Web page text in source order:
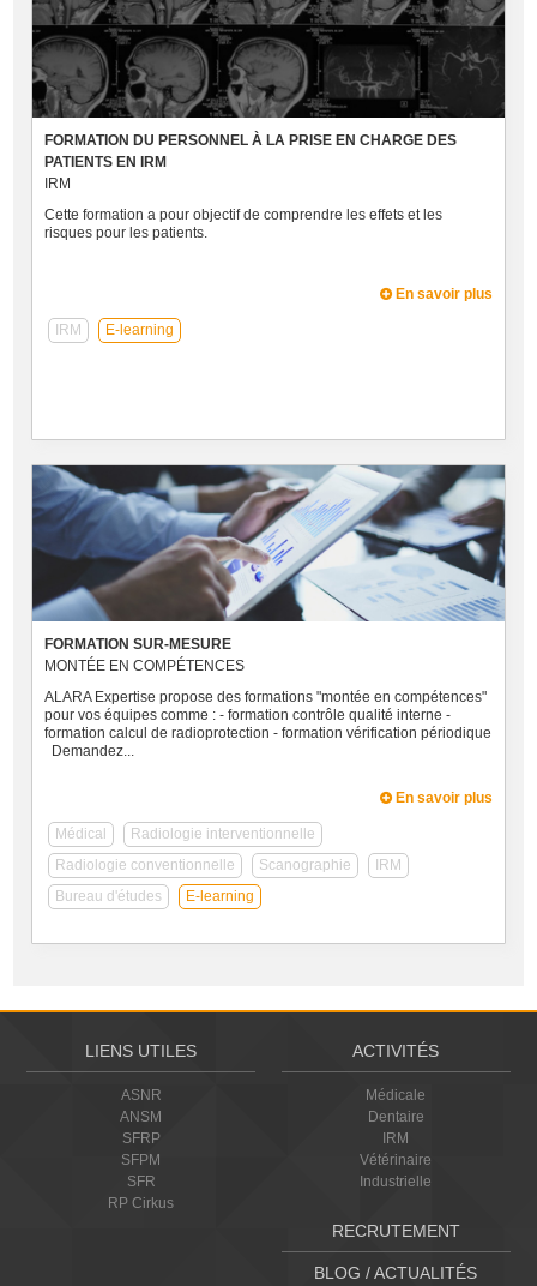
FORMATION DU PERSONNEL À LA PRISE EN CHARGE DES
PATIENTS EN IRM
IRM
Cette formation a pour objectif de comprendre les effets et les
risques pour les patients.
En savoir plus
IRM E-learning
FORMATION SUR-MESURE
MONTÉE EN COMPÉTENCES
ALARA Expertise propose des formations "montée en compétences"
pour vos équipes comme : - formation contrôle qualité interne -
formation calcul de radioprotection - formation vérification périodique
Demandez...
En savoir plus
Médical
Radiologie interventionnelle
Radiologie conventionnelle
Scanographie
IRM
Bureau d'études
E-learning
LIENS UTILES
ASNR
ANSM
SFRP
SFPM
SFR
RP Cirkus
ACTIVITÉS
Médicale
Dentaire
IRM
Vétérinaire
Industrielle
RECRUTEMENT
BLOG / ACTUALITÉS